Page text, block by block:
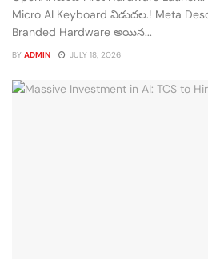
Micro AI Keyboard విడుదల.! Meta
Branded Hardware అయిన...
BY ADMIN JULY 18, 2026